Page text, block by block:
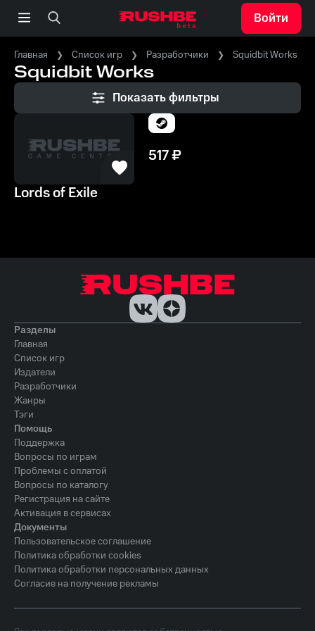
Войти
Главная Список игр Разработчики Squidbit Works
Squidbit Works
Показать фильтры
517₽
Lords of Exile
Разделы
Главная
Список игр
Издатели
Разработчики
Жанры
Тэги
Помощь
Поддержка
Вопросы по играм
Проблемы с оплатой
Вопросы по каталогу
Регистрация на сайте
Активация в сервисах
Документы
Пользовательское соглашение
Политика обработки cookies
Политика обработки персональных данных
Согласие на получение рекламы